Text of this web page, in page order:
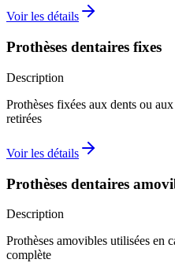
Voir les détails
Prothèses dentaires fixes
Description
Prothèses fixées aux dents ou
retirées
Voir les détails
Prothèses dentaires
Description
Prothèses amovibles utilisées en
complète